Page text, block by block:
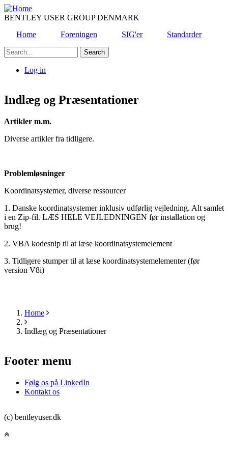
Skip
to
content
BENTLEY USER GROUP DENMARK
Home
Foreningen SIG'er
Standarder
Search
account
Log in
Indlæg og Præsentationer
Artikler m.m.
Diverse artikler fra tidligere.
Problemløsninger
Koordinatsystemer, diverse ressourcer
1. Danske koordinatsystemer inklusiv udførlig vejledning. Alt samlet
i en Zip-fil. LÆS HELE VEJLEDNINGEN før installation og
brug!
2. VBA kodesnip til at læse koordinatsystemelement
3. Tidligere stumper til at læse koordinatsystemelementer (før
version V8i)
Breadcrumb
Home
Indlæg og Præsentationer
Footer menu
Følg os på LinkedIn
Kontakt os
(c) bentleyuser.dk